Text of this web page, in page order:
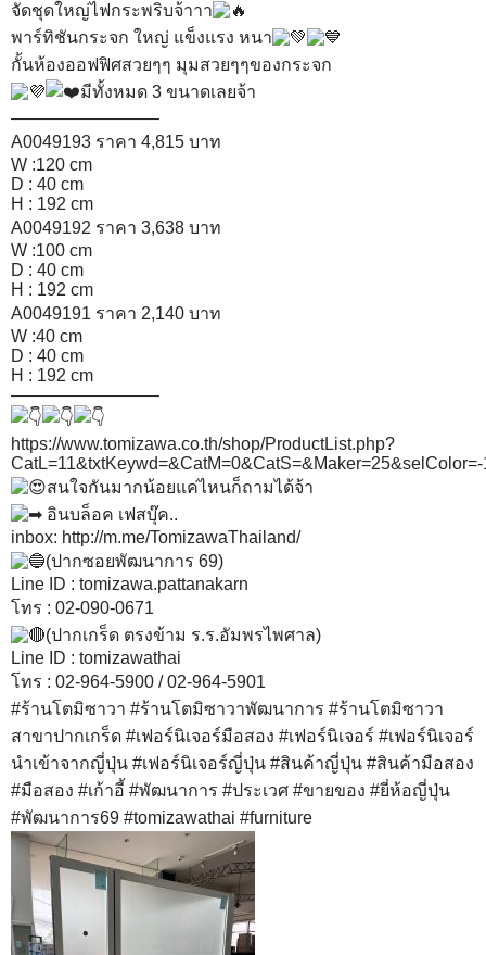
จัดชุดใหญ่ไฟกระพริบจ้าาา
พาร์ทิชันกระจก ใหญ่ แข็งแรง หนา
กั้นห้องออฟฟิศสวยๆๆ มุมสวยๆๆของกระจก
มีทั้งหมด 3 ขนาดเลยจ้า
————————–
A0049193 ราคา 4,815 บาท
W :120 cm
D : 40 cm
H : 192 cm
A0049192 ราคา 3,638 บาท
W :100 cm
D : 40 cm
H : 192 cm
A0049191 ราคา 2,140 บาท
W :40 cm
D : 40 cm
H : 192 cm
————————–
https://www.tomizawa.co.th/shop/ProductList.php?
สนใจกันมากน้อยแค่ไหนก็ถามได้จ้า
อินบล็อค เฟสบุ๊ค..
inbox: http://m.me/TomizawaThailand/
(ปากซอยพัฒนาการ 69)
Line ID : tomizawa.pattanakarn
โทร : 02-090-0671
(ปากเกร็ด ตรงข้าม ร.ร.อัมพรไพศาล)
Line ID : tomizawathai
โทร : 02-964-5900 / 02-964-5901
#ร้านโตมิซาวา #ร้านโตมิซาวาพัฒนาการ #ร้านโตมิซาวา
สาขาปากเกร็ด #เฟอร์นิเจอร์มือสอง #เฟอร์นิเจอร์ #เฟอร์นิเจอร์
นำเข้าจากญี่ปุ่น #เฟอร์นิเจอร์ญี่ปุ่น #สินค้าญี่ปุ่น #สินค้ามือสอง
#มือสอง #เก้าอี้ #พัฒนาการ #ประเวศ #ขายของ #ยี่ห้อญี่ปุ่น
#พัฒนาการ69 #tomizawathai #furniture